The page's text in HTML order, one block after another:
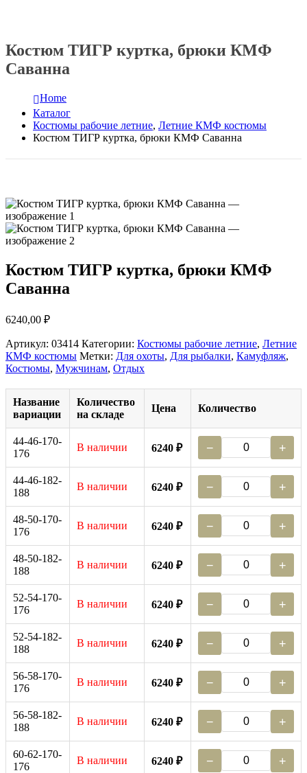
Костюм ТИГР куртка, брюки КМФ
Саванна
Home
Каталог
Костюмы рабочие летние, Летние КМФ костюмы
Костюм ТИГР куртка, брюки КМФ Саванна
Костюм ТИГР куртка, брюки КМФ
Саванна
6240,00 ₽
Артикул: 03414 Категории: Костюмы рабочие летние, Летние
КМФ костюмы Метки: Для охоты, Для рыбалки, Камуфляж,
Костюмы, Мужчинам, Отдых
Название
вариации
Количество
на складе
Цена Количество
44-46-170-
176
В наличии 6240 ₽ − +
44-46-182-
188
В наличии 6240 ₽ − +
48-50-170-
176
В наличии 6240 ₽ − +
48-50-182-
188
В наличии 6240 ₽ − +
52-54-170-
176
В наличии 6240 ₽ − +
52-54-182-
188
В наличии 6240 ₽ − +
56-58-170-
176
В наличии 6240 ₽ − +
56-58-182-
188
В наличии 6240 ₽ − +
60-62-170-
176
В наличии 6240 ₽ − +